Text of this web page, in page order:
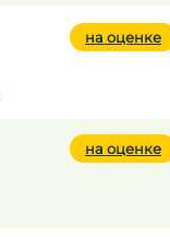
на оценке
на оценке